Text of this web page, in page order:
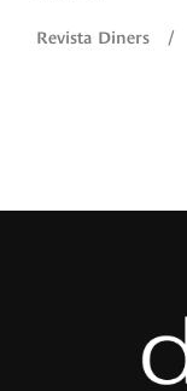
Revista Diners /